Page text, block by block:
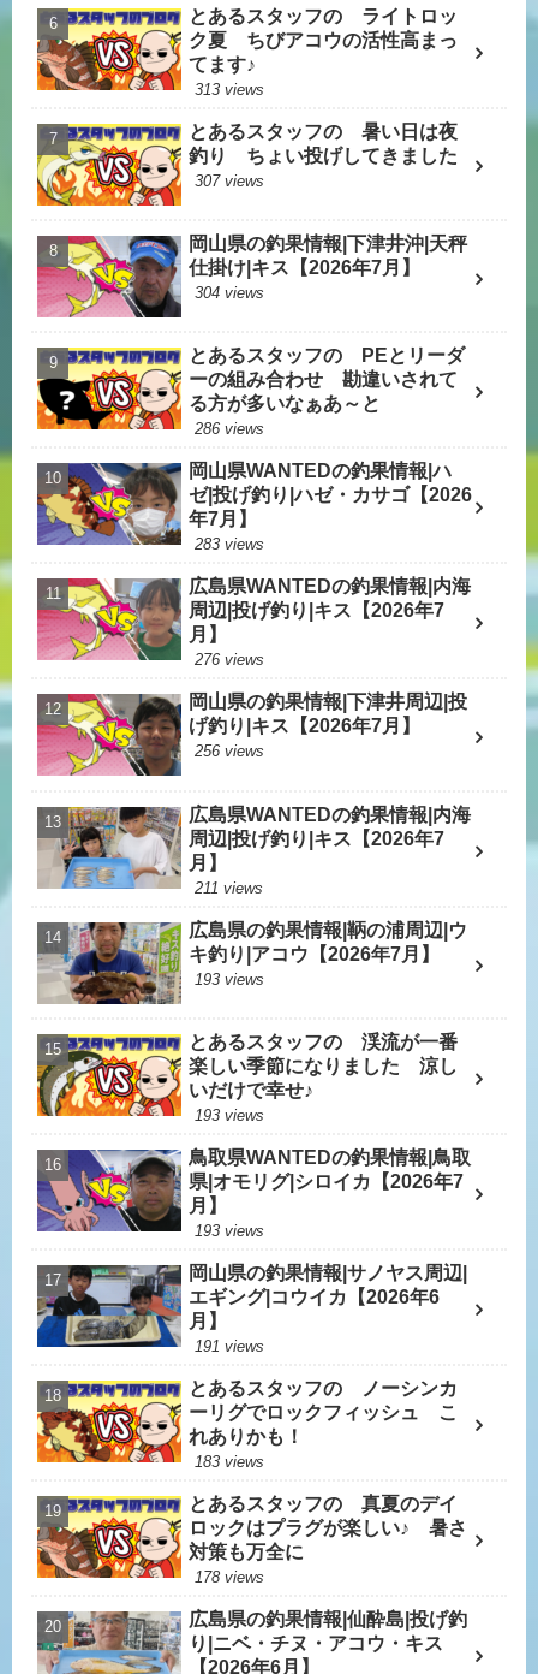
とあるスタッフの ライトロッ
ク夏 ちびアコウの活性高まっ
てます♪
313 views
とあるスタッフの 暑い日は夜
釣り ちょい投げしてきました
307 views
岡山県の釣果情報|下津井沖|天秤
仕掛け|キス【2026年7月】
304 views
とあるスタッフの PEとリーダ
ーの組み合わせ 勘違いされて
る方が多いなぁあ～と
286 views
岡山県WANTEDの釣果情報|ハ
ゼ|投げ釣り|ハゼ・カサゴ【2026
年7月】
283 views
広島県WANTEDの釣果情報|内海
周辺|投げ釣り|キス【2026年7
月】
276 views
岡山県の釣果情報|下津井周辺|投
げ釣り|キス【2026年7月】
256 views
広島県WANTEDの釣果情報|内海
周辺|投げ釣り|キス【2026年7
月】
211 views
広島県の釣果情報|鞆の浦周辺|ウ
キ釣り|アコウ【2026年7月】
193 views
とあるスタッフの 渓流が一番
楽しい季節になりました 涼し
いだけで幸せ♪
193 views
鳥取県WANTEDの釣果情報|鳥取
県|オモリグ|シロイカ【2026年7
月】
193 views
岡山県の釣果情報|サノヤス周辺|
エギング|コウイカ【2026年6
月】
191 views
とあるスタッフの ノーシンカ
ーリグでロックフィッシュ こ
れありかも！
183 views
とあるスタッフの 真夏のデイ
ロックはプラグが楽しい♪ 暑さ
対策も万全に
178 views
広島県の釣果情報|仙酔島|投げ釣
り|ニベ・チヌ・アコウ・キス
【2026年6月】